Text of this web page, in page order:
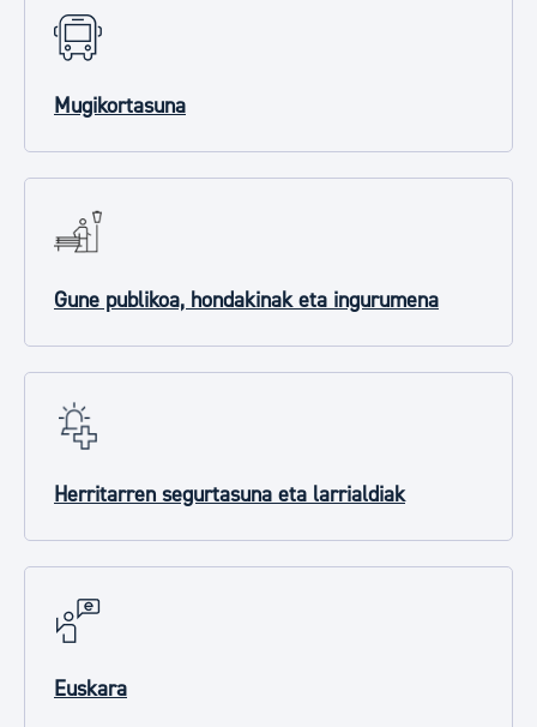
Mugikortasuna
Gune publikoa, hondakinak eta ingurumena
Herritarren segurtasuna eta larrialdiak
Euskara